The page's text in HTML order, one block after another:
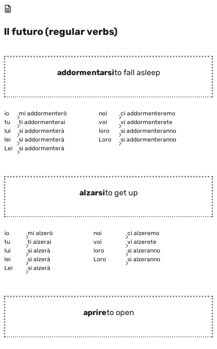
Il futuro (regular verbs)
addormentarsito fall asleep
io mi addormenterò noi
ci addormenteremo
tu
ti addormenterai voi
vi addormenterete
lui
si addormenterà loro
si addormenteranno
lei
si addormenterà Loro
si addormenteranno
Lei
si addormenterà
alzarsito get up
io mi alzerò noi
ci alzeremo
tu
ti alzerai voi
vi alzerete
lui
si alzerà loro
si alzeranno
lei
si alzerà Loro
si alzeranno
Lei
si alzerà
aprireto open